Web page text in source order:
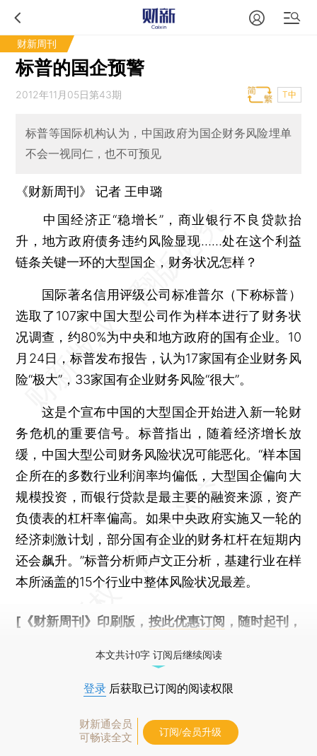
财新周刊
标普的国企预警
2012年11月05日第43期 T中
标普等国际机构认为，中国政府为国企财务风险埋单
不会一视同仁，也不可预见
《财新周刊》 记者 王申璐
中国经济正“稳增长”，商业银行不良贷款抬
升，地方政府债务违约风险显现……处在这个利益
链条关键一环的大型国企，财务状况怎样？
国际著名信用评级公司标准普尔（下称标普）
选取了107家中国大型公司作为样本进行了财务状
况调查，约80%为中央和地方政府的国有企业。10
月24日，标普发布报告，认为17家国有企业财务风
险“极大”，33家国有企业财务风险“很大”。
这是个宣布中国的大型国企开始进入新一轮财
务危机的重要信号。标普指出，随着经济增长放
缓，中国大型公司财务风险状况可能恶化。“样本国
企所在的多数行业利润率均偏低，大型国企偏向大
规模投资，而银行贷款是最主要的融资来源，资产
负债表的杠杆率偏高。如果中央政府实施又一轮的
经济刺激计划，部分国有企业的财务杠杆在短期内
还会飙升。”标普分析师卢文正分析，基建行业在样
本所涵盖的15个行业中整体风险状况最差。
[《财新周刊》印刷版， 按此优惠订阅 ，随时起刊，
本文共计0字 订阅后继续阅读
登录 后获取已订阅的阅读权限
财新通会员
可畅读全文
订阅/会员升级